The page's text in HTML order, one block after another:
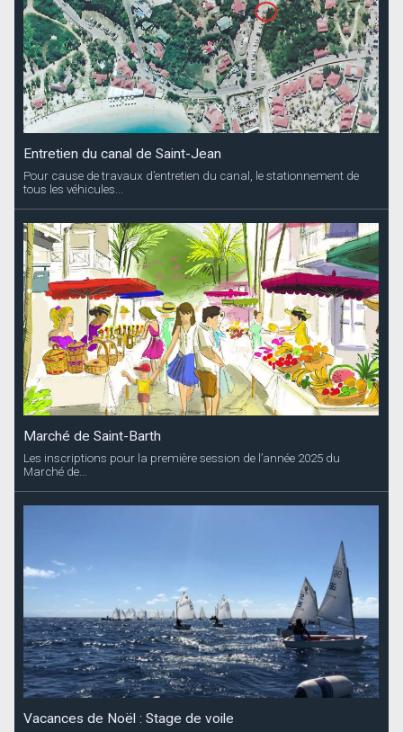
Entretien du canal de Saint-Jean
Pour cause de travaux d’entretien du canal, le stationnement de
tous les véhicules...
Marché de Saint-Barth
Les inscriptions pour la première session de l’année 2025 du
Marché de...
Vacances de Noël : Stage de voile